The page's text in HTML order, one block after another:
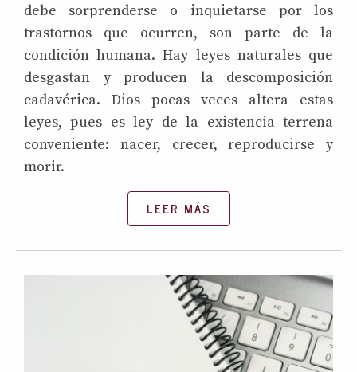
debe sorprenderse o inquietarse por los
trastornos que ocurren, son parte de la
condición humana. Hay leyes naturales que
desgastan y producen la descomposición
cadavérica. Dios pocas veces altera estas
leyes, pues es ley de la existencia terrena
conveniente: nacer, crecer, reproducirse y
morir.
LEER MÁS